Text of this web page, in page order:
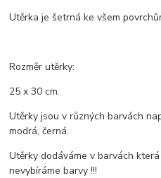
Utěrka je šetrná ke všem
Rozměr utěrky:
25 x 30 cm.
Utěrky jsou v různých barvách
modrá, černá.
Utěrky dodáváme v barvách
nevybíráme barvy !!!